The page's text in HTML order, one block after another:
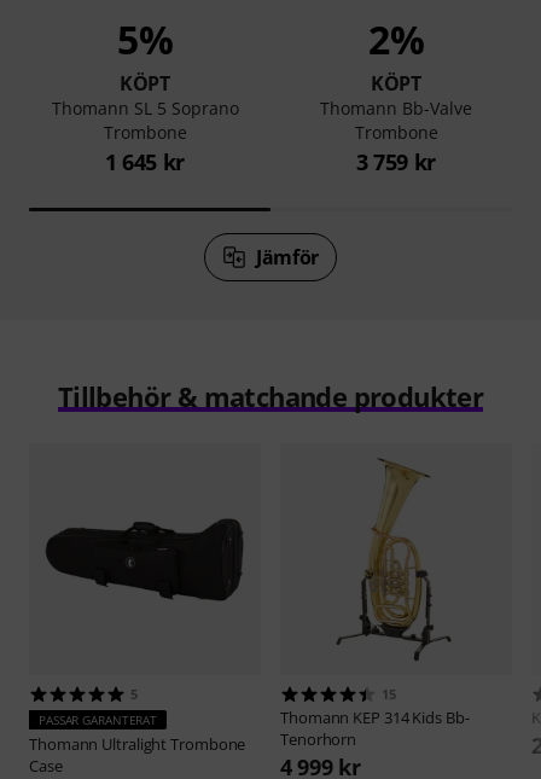
5%
KÖPT
Thomann SL 5 Soprano
Trombone
1 645 kr
2%
KÖPT
Thomann Bb-Valve
Trombone
3 759 kr
Jämför
Tillbehör & matchande produkter
5
PASSAR GARANTERAT
Thomann Ultralight Trombone
Case
15
Thomann KEP 314 Kids Bb-
Tenorhorn
4 999 kr